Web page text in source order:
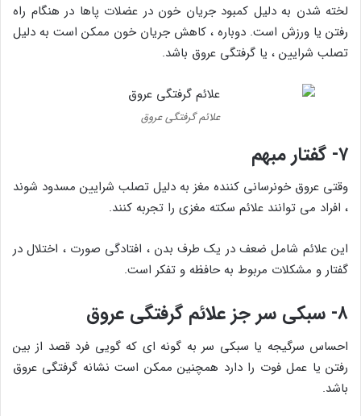
لخته شدن به دلیل کمبود جریان خون در عضلات پاها در هنگام راه
رفتن یا ورزش است. دوباره ، کاهش جریان خون ممکن است به دلیل
تصلب شرایین ، یا گرفتگی عروق باشد.
علائم گرفتگی عروق
۷- گفتار مبهم
وقتی عروق خونرسانی کننده مغز به دلیل تصلب شرایین مسدود شوند
، افراد می توانند علائم سکته مغزی را تجربه کنند.
این علائم شامل ضعف در یک طرف بدن ، افتادگی صورت ، اختلال در
گفتار و مشکلات مربوط به حافظه و تفکر است.
۸- سبکی سر جز علائم گرفتگی عروق
احساس سرگیجه یا سبکی سر به گونه ای که گویی فرد قصد از بین
رفتن یا عمل فوت را دارد همچنین ممکن است نشانه گرفتگی عروق
باشد.